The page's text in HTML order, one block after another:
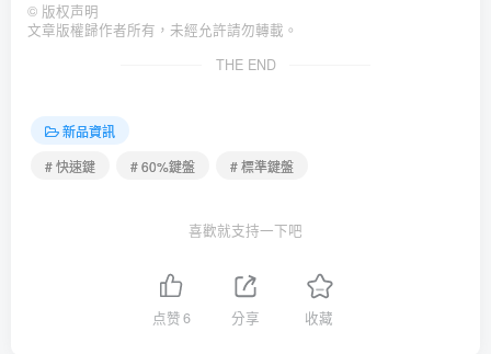
© 版权声明
文章版權歸作者所有，未經允許請勿轉載。
THE END
新品資訊
# 快速鍵
# 60%鍵盤 # 標準鍵盤
喜歡就支持一下吧
点赞6 分享 收藏